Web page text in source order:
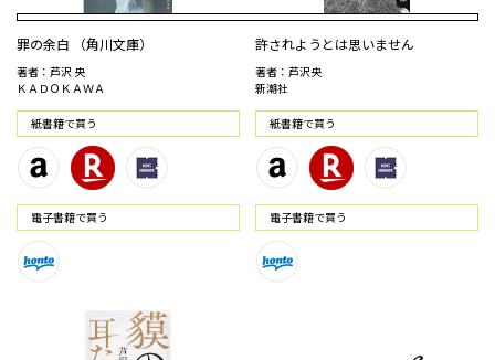
罪の余白 （角川文庫）
著者：芦沢 央
ＫＡＤＯＫＡＷＡ
紙書籍で買う
電⼦書籍で買う
許されようとは思いません
著者：芦沢央
新潮社
紙書籍で買う
電⼦書籍で買う